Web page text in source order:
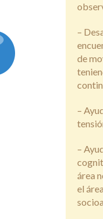
–
de
–
–
área
el